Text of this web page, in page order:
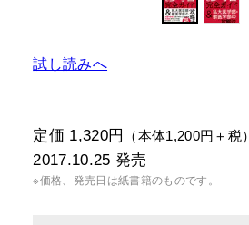
試し読みへ
定価 1,320円 （本体1,200円＋税）
2017.10.25 発売
※価格、発売日は紙書籍のものです。